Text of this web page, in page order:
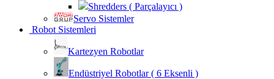
Shredders ( Parçalayıcı )
Servo Sistemler
Robot Sistemleri
Kartezyen Robotlar
Endüstriyel Robotlar ( 6 Eksenli )